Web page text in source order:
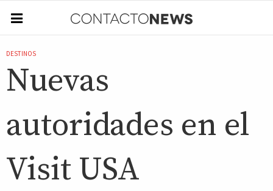
DESTINOS
Nuevas
autoridades en el
Visit USA